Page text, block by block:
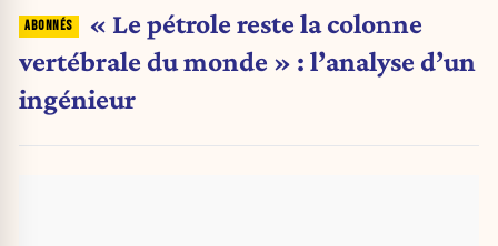
« Le pétrole reste la colonne
vertébrale du monde » : l’analyse d’un
ingénieur